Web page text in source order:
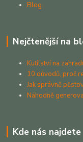
Blog
Nejčtenější na
Kutilství na
10 důvodů, proč
Jak správně
Náhodně
Kde nás najdete